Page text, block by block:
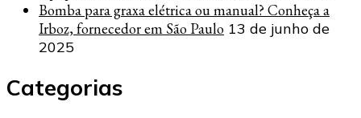
Bomba para graxa elétrica ou manual? Conheça a
Irboz, fornecedor em São Paulo 13 de junho de
2025
Categorias